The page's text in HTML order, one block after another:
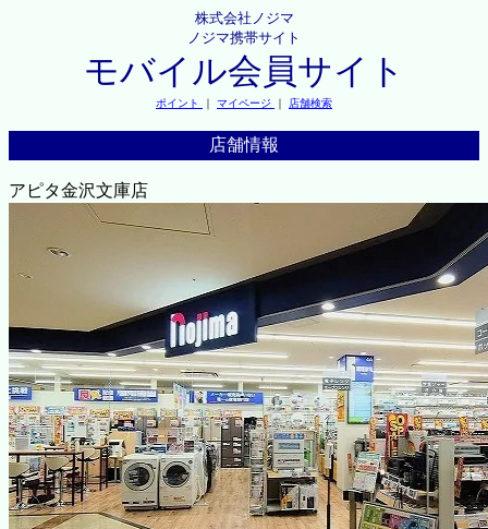
株式会社ノジマ
ノジマ携帯サイト
モバイル会員サイト
ポイント ｜ マイページ ｜ 店舗検索
店舗情報
アピタ金沢文庫店